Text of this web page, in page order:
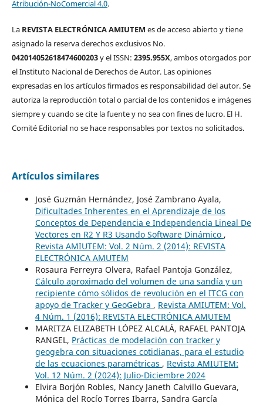
Atribución-NoComercial 4.0.
La REVISTA ELECTRÓNICA AMIUTEM es de acceso abierto y tiene
asignado la reserva derechos exclusivos No.
042014052618474600203y el ISSN: 2395.955X, ambos otorgados por
el Instituto Nacional de Derechos de Autor. Las opiniones
expresadas en los artículos firmados es responsabilidad del autor. Se
autoriza la reproducción total o parcial de los contenidos e imágenes
siempre y cuando se cite la fuente y no sea con fines de lucro. El H.
Comité Editorial no se hace responsables por textos no solicitados.
Artículos similares
José Guzmán Hernández, José Zambrano Ayala,
Dificultades Inherentes en el Aprendizaje de los
Conceptos de Dependencia e Independencia Lineal De
Vectores en R2 Y R3 Usando Software Dinámico ,
Revista AMIUTEM: Vol. 2 Núm. 2 (2014): REVISTA
ELECTRÓNICA AMUTEM
Rosaura Ferreyra Olvera, Rafael Pantoja González,
Cálculo aproximado del volumen de una sandía y un
recipiente cómo sólidos de revolución en el ITCG con
apoyo de Tracker y GeoGebra , Revista AMIUTEM: Vol.
4 Núm. 1 (2016): REVISTA ELECTRÓNICA AMUTEM
MARITZA ELIZABETH LÓPEZ ALCALÁ, RAFAEL PANTOJA
RANGEL, Prácticas de modelación con tracker y
geogebra con situaciones cotidianas, para el estudio
de las ecuaciones paramétricas , Revista AMIUTEM:
Vol. 12 Núm. 2 (2024): Julio-Diciembre 2024
Elvira Borjón Robles, Nancy Janeth Calvillo Guevara,
Mónica del Rocío Torres Ibarra, Sandra García